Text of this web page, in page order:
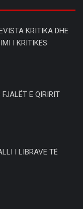
KRITIKA DHE
I KRITIKËS
E QIRIRIT
I LIBRAVE TË